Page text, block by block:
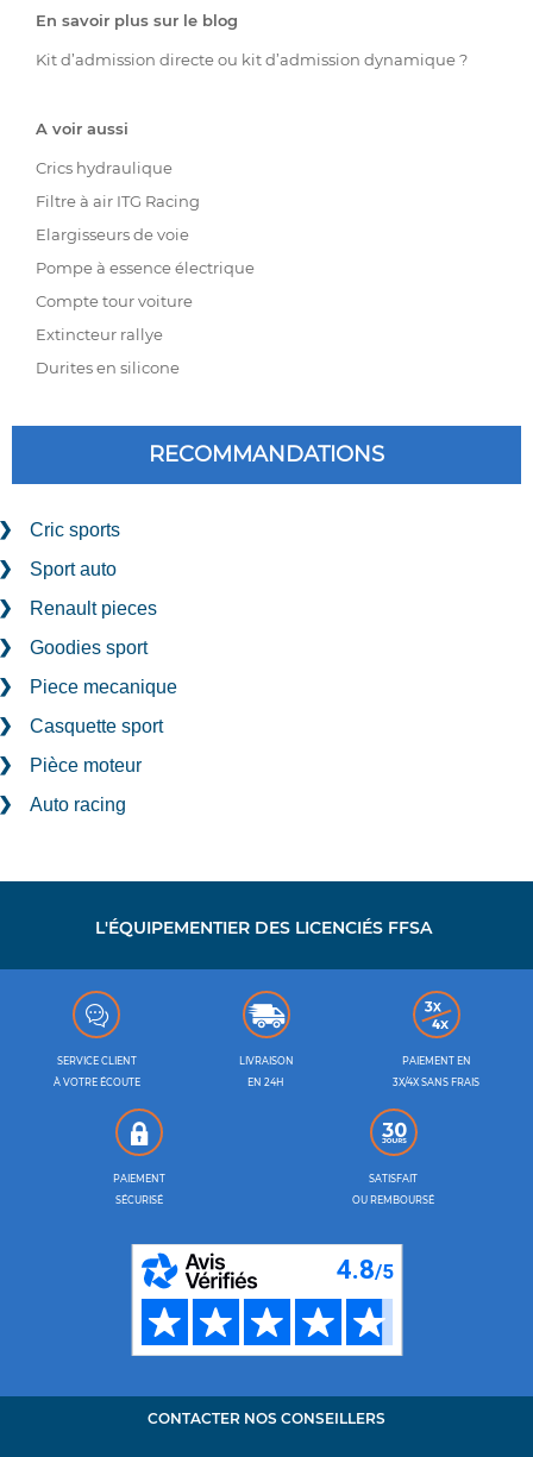
En savoir plus sur le blog
Kit d’admission directe ou kit d’admission dynamique ?
A voir aussi
Crics hydraulique
Filtre à air ITG Racing
Elargisseurs de voie
Pompe à essence électrique
Compte tour voiture
Extincteur rallye
Durites en silicone
RECOMMANDATIONS
Cric sports
Sport auto
Renault pieces
Goodies sport
Piece mecanique
Casquette sport
Pièce moteur
Auto racing
L'ÉQUIPEMENTIER DES LICENCIÉS FFSA
SERVICE CLIENT
À VOTRE ÉCOUTE
LIVRAISON
EN 24H
PAIEMENT EN
3X/4X SANS FRAIS
PAIEMENT
SÉCURISÉ
SATISFAIT
OU REMBOURSÉ
CONTACTER NOS CONSEILLERS